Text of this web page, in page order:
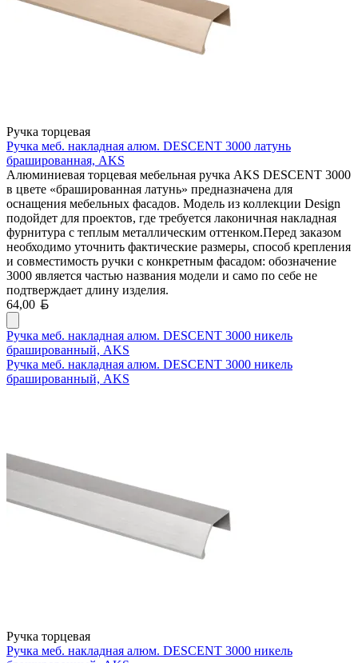
Ручка торцевая
Ручка меб. накладная алюм. DESCENT 3000 латунь
брашированная, AKS
Алюминиевая торцевая мебельная ручка AKS DESCENT 3000
в цвете «брашированная латунь» предназначена для
оснащения мебельных фасадов. Модель из коллекции Design
подойдет для проектов, где требуется лаконичная накладная
фурнитура с теплым металлическим оттенком.Перед заказом
необходимо уточнить фактические размеры, способ крепления
и совместимость ручки с конкретным фасадом: обозначение
3000 является частью названия модели и само по себе не
подтверждает длину изделия.
64,00
Ручка меб. накладная алюм. DESCENT 3000 никель
брашированный, AKS
Ручка меб. накладная алюм. DESCENT 3000 никель
брашированный, AKS
Ручка торцевая
Ручка меб. накладная алюм. DESCENT 3000 никель